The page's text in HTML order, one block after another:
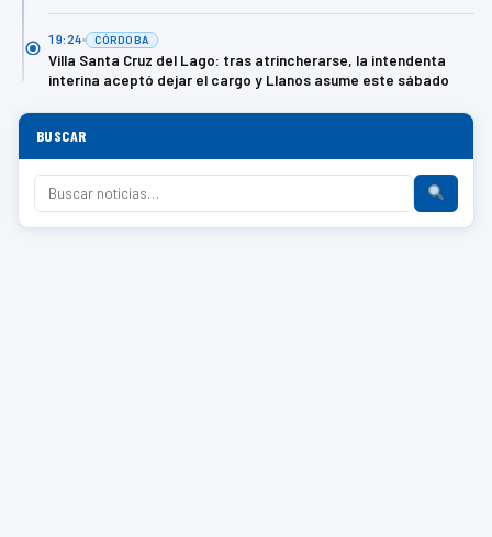
19:24 CÓRDOBA
Villa Santa Cruz del Lago: tras atrincherarse, la intendenta
interina aceptó dejar el cargo y Llanos asume este sábado
BUSCAR